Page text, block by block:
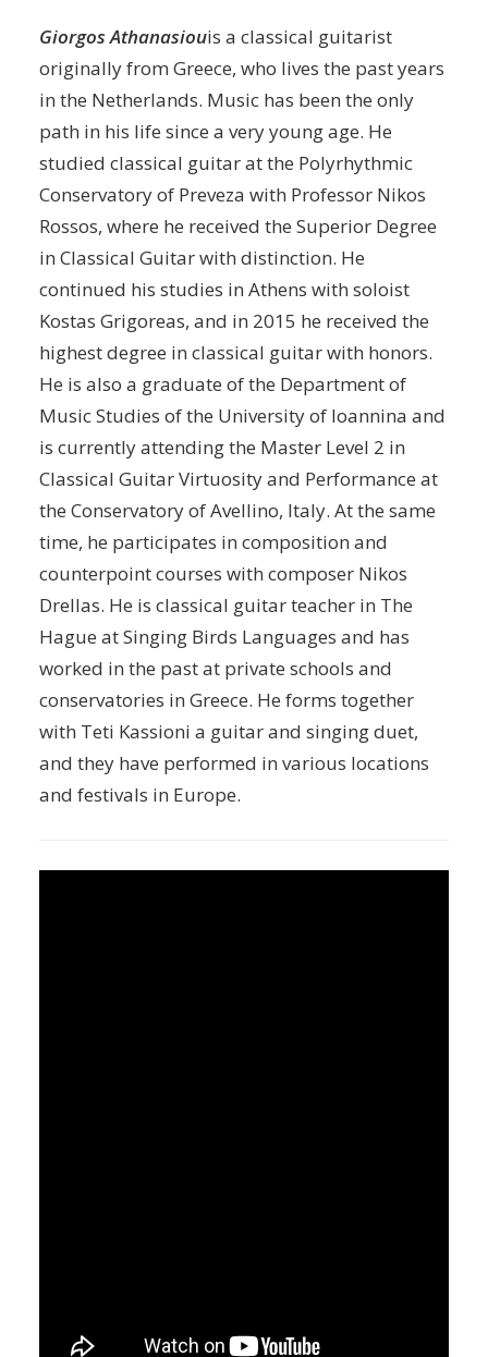
Giorgos Athanasiouis a classical guitarist
originally from Greece, who lives the past years
in the Netherlands. Music has been the only
path in his life since a very young age. He
studied classical guitar at the Polyrhythmic
Conservatory of Preveza with Professor Nikos
Rossos, where he received the Superior Degree
in Classical Guitar with distinction. He
continued his studies in Athens with soloist
Kostas Grigoreas, and in 2015 he received the
highest degree in classical guitar with honors.
He is also a graduate of the Department of
Music Studies of the University of Ioannina and
is currently attending the Master Level 2 in
Classical Guitar Virtuosity and Performance at
the Conservatory of Avellino, Italy. At the same
time, he participates in composition and
counterpoint courses with composer Nikos
Drellas. He is classical guitar teacher in The
Hague at Singing Birds Languages and has
worked in the past at private schools and
conservatories in Greece. He forms together
with Teti Kassioni a guitar and singing duet,
and they have performed in various locations
and festivals in Europe.